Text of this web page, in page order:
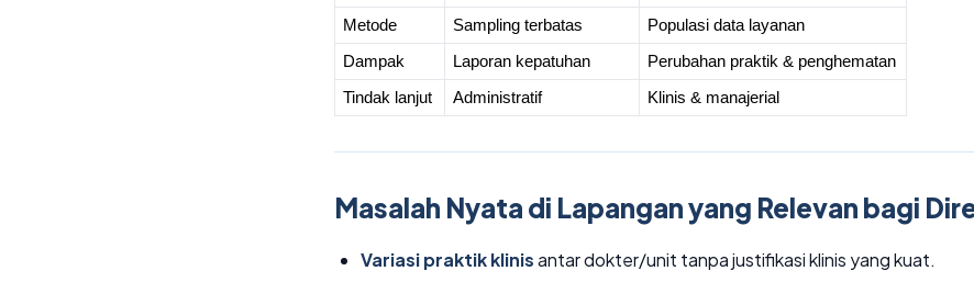
Metode Sampling terbatas Populasi data layanan
Dampak Laporan kepatuhan Perubahan praktik & penghematan
Tindak lanjut Administratif Klinis & manajerial
Masalah Nyata di Lapangan yang Relevan bagi
Variasi praktik klinisantar dokter/unit tanpa justifikasi klinis yang kuat.